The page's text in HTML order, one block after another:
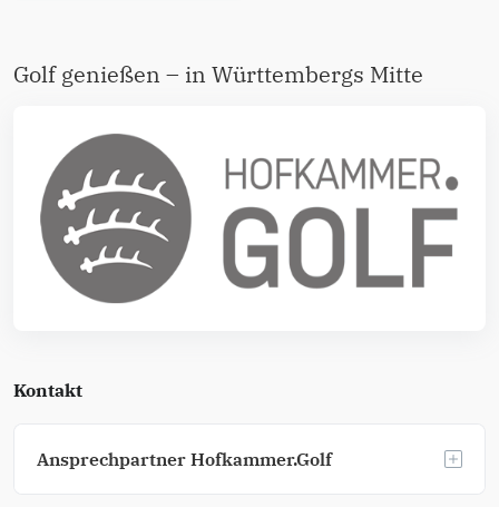
Golf genießen – in Württembergs Mitte
Kontakt
Ansprechpartner Hofkammer.Golf